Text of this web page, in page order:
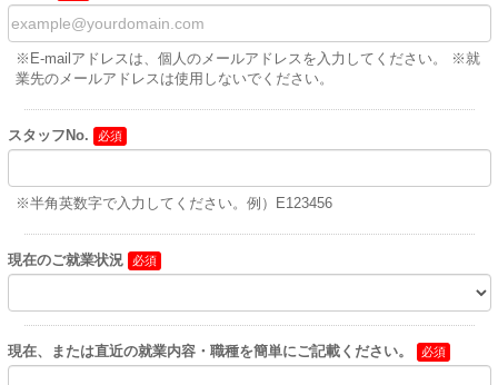
※E-mailアドレスは、個人のメールアドレスを入力してください。 ※就
業先のメールアドレスは使用しないでください。
スタッフNo.
※半角英数字で入力してください。例）E123456
現在のご就業状況
現在、または直近の就業内容・職種を簡単にご記載ください。